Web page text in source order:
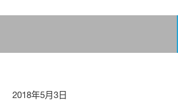
2018年5月3日